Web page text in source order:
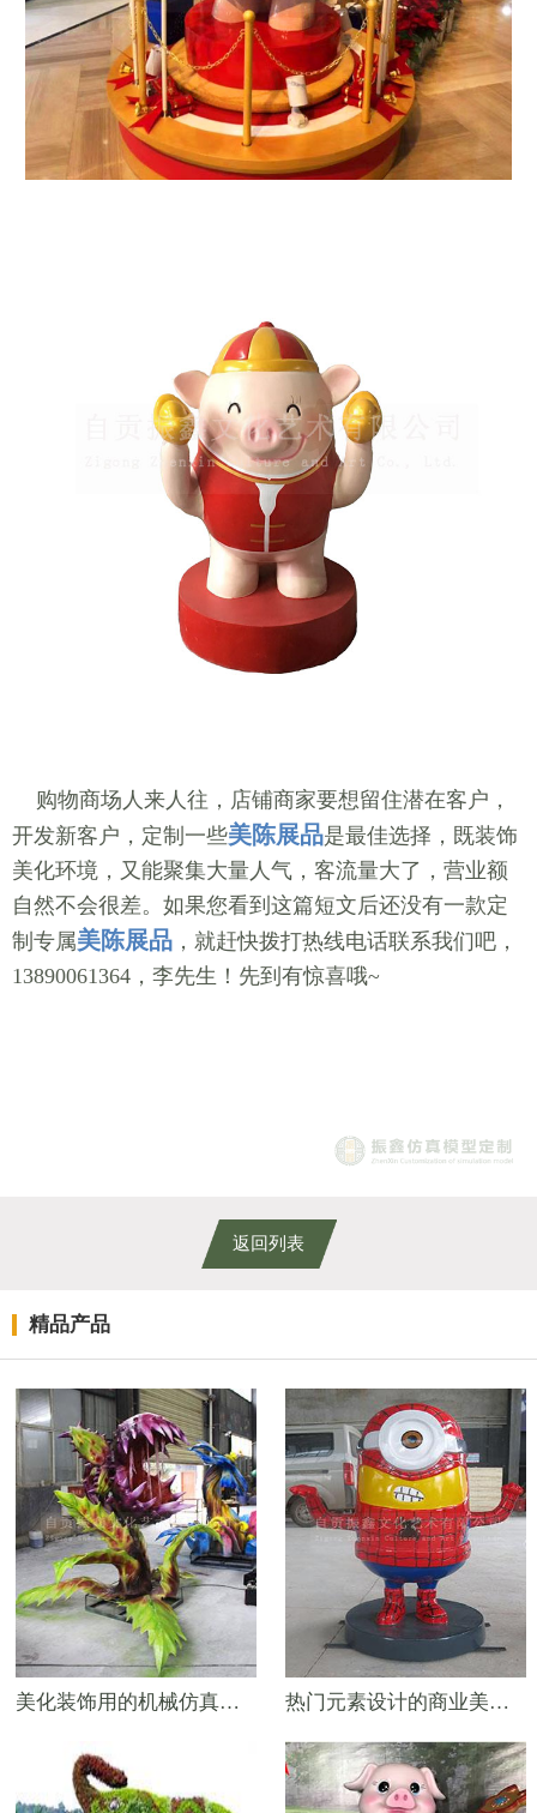
购物商场人来人往，店铺商家要想留住潜在客户，
开发新客户，定制一些美陈展品是最佳选择，既装饰
美化环境，又能聚集大量人气，客流量大了，营业额
自然不会很差。如果您看到这篇短文后还没有一款定
制专属美陈展品，就赶快拨打热线电话联系我们吧，
13890061364，李先生！先到有惊喜哦~
返回列表
精品产品
美化装饰用的机械仿真食人花 热门元素设计的商业美陈模型